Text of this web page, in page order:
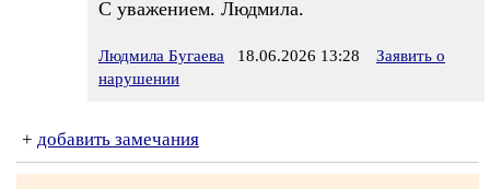
С уважением. Людмила.
Людмила Бугаева 18.06.2026 13:28
Заявить о
нарушении
+ добавить замечания